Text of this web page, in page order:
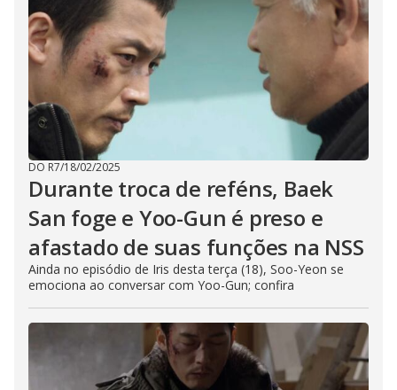
DO R7/18/02/2025
Durante troca de reféns, Baek
San foge e Yoo-Gun é preso e
afastado de suas funções na NSS
Ainda no episódio de Iris desta terça (18), Soo-Yeon se
emociona ao conversar com Yoo-Gun; confira